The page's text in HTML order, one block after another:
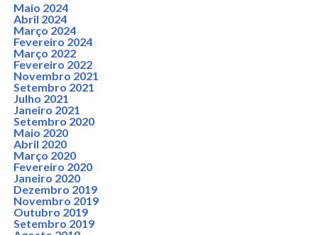
Maio 2024
Abril 2024
Março 2024
Fevereiro 2024
Março 2022
Fevereiro 2022
Novembro 2021
Setembro 2021
Julho 2021
Janeiro 2021
Setembro 2020
Maio 2020
Abril 2020
Março 2020
Fevereiro 2020
Janeiro 2020
Dezembro 2019
Novembro 2019
Outubro 2019
Setembro 2019